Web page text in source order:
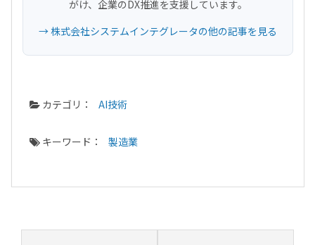
がけ、企業のDX推進を支援しています。
→ 株式会社システムインテグレータの他の記事を見る
カテゴリ： AI技術
キーワード： 製造業